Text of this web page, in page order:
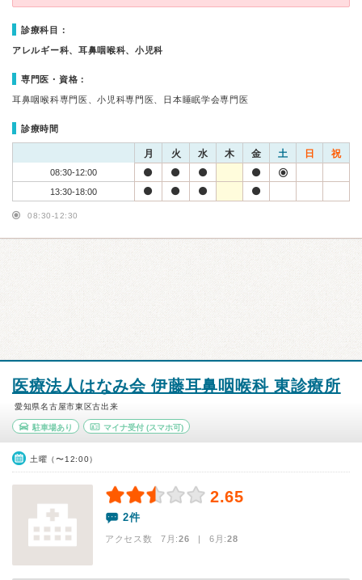
診療科目：
アレルギー科、耳鼻咽喉科、小児科
専門医・資格：
耳鼻咽喉科専門医、小児科専門医、日本睡眠学会専門医
診療時間
月 火 水 木 金 土 日 祝
08:30-12:00
13:30-18:00
08:30-12:30
医療法人はなみ会 伊藤耳鼻咽喉科 東診療所
愛知県名古屋市東区古出来
駐車場あり マイナ受付(スマホ可)
土曜（〜12:00）
2.65
2件
アクセス数 7月:26 | 6月:28